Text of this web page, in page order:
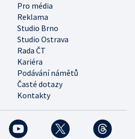
Pro média
Reklama
Studio Brno
Studio Ostrava
Rada ČT
Kariéra
Podávání námětů
Časté dotazy
Kontakty